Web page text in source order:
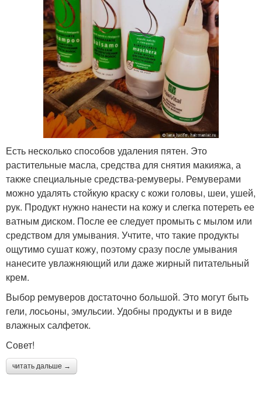
Есть несколько способов удаления пятен. Это
растительные масла, средства для снятия макияжа, а
также специальные средства-ремуверы. Ремуверами
можно удалять стойкую краску с кожи головы, шеи, ушей,
рук. Продукт нужно нанести на кожу и слегка потереть ее
ватным диском. После ее следует промыть с мылом или
средством для умывания. Учтите, что такие продукты
ощутимо сушат кожу, поэтому сразу после умывания
нанесите увлажняющий или даже жирный питательный
крем.
Выбор ремуверов достаточно большой. Это могут быть
гели, лосьоны, эмульсии. Удобны продукты и в виде
влажных салфеток.
Совет!
читать дальше →